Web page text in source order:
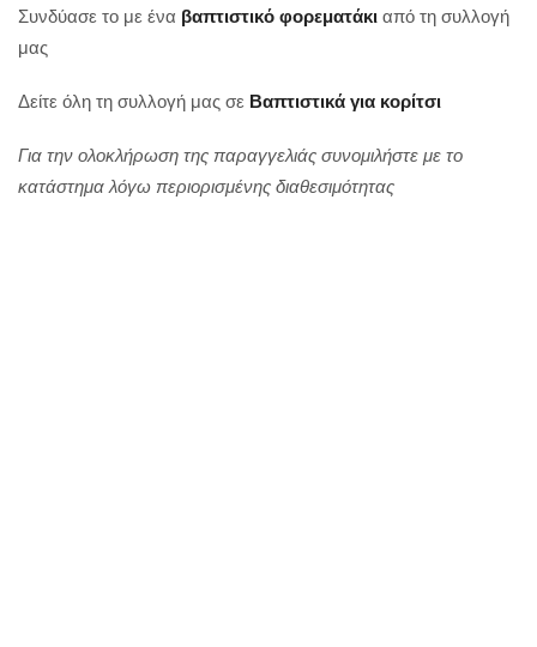
Συνδύασε το με ένα βαπτιστικό φορεματάκι από τη συλλογή
μας
Δείτε όλη τη συλλογή μας σε Βαπτιστικά για κορίτσι
Για την ολοκλήρωση της παραγγελιάς συνομιλήστε με το
κατάστημα λόγω περιορισμένης διαθεσιμότητας